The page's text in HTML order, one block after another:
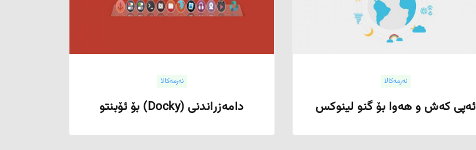
نەرمەکالا
ئەپی کەش و هەوا بۆ گنو لینوکس
نەرمەکالا
دامەزراندنی (Docky) بۆ ئۆبنتو